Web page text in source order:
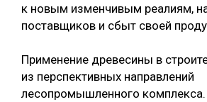
к новым изменчивым реалиям,
поставщиков и сбыт своей
Применение древесины в
из перспективных направлений
лесопромышленного комплекса.